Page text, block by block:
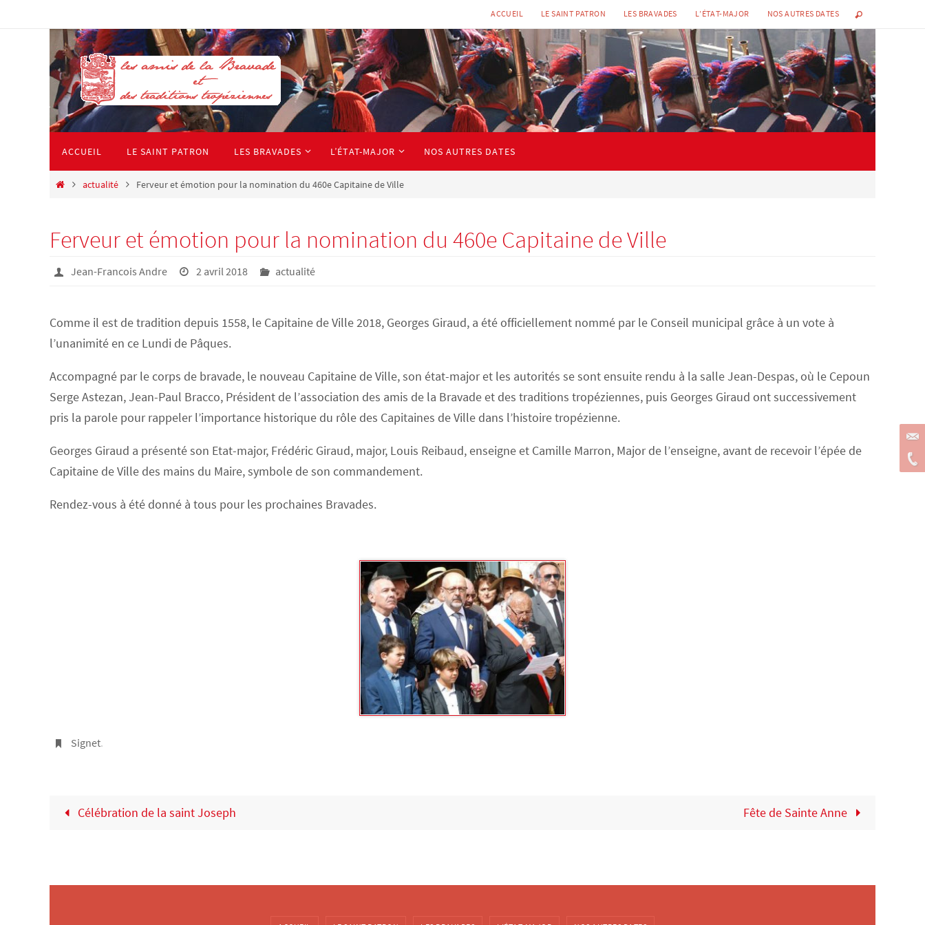
ACCUEIL LE SAINT PATRON LES BRAVADES L’ÉTAT-MAJOR NOS AUTRES DATES
vers
le
contenu
ACCUEIL LE SAINT PATRON LES BRAVADES L’ÉTAT-MAJOR NOS AUTRES DATES
Homeactualité Ferveur et émotion pour la nomination du 460e Capitaine de Ville
Ferveur et émotion pour la nomination du 460e Capitaine de Ville
Jean-Francois Andre 2 avril 2018 actualité
Comme il est de tradition depuis 1558, le Capitaine de Ville 2018, Georges Giraud, a été officiellement nommé par le Conseil municipal grâce à un vote à
l’unanimité en ce Lundi de Pâques.
Accompagné par le corps de bravade, le nouveau Capitaine de Ville, son état-major et les autorités se sont ensuite rendu à la salle Jean-Despas, où le Cepoun
Serge Astezan, Jean-Paul Bracco, Président de l’association des amis de la Bravade et des traditions tropéziennes, puis Georges Giraud ont successivement
pris la parole pour rappeler l’importance historique du rôle des Capitaines de Ville dans l’histoire tropézienne.
Georges Giraud a présenté son Etat-major, Frédéric Giraud, major, Louis Reibaud, enseigne et Camille Marron, Major de l’enseigne, avant de recevoir l’épée de
Capitaine de Ville des mains du Maire, symbole de son commandement.
Rendez-vous à été donné à tous pour les prochaines Bravades.
Signet.
Célébration de la saint Joseph Fête de Sainte Anne